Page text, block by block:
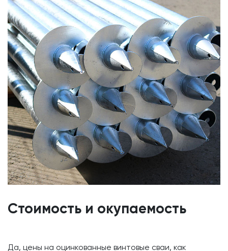
Стоимость и окупаемость
Да, цены на оцинкованные винтовые сваи, как